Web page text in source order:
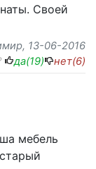
Своей
, 13-06-2016
да(19) нет(6)
мебель